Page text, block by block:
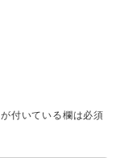
が付いている欄は必須